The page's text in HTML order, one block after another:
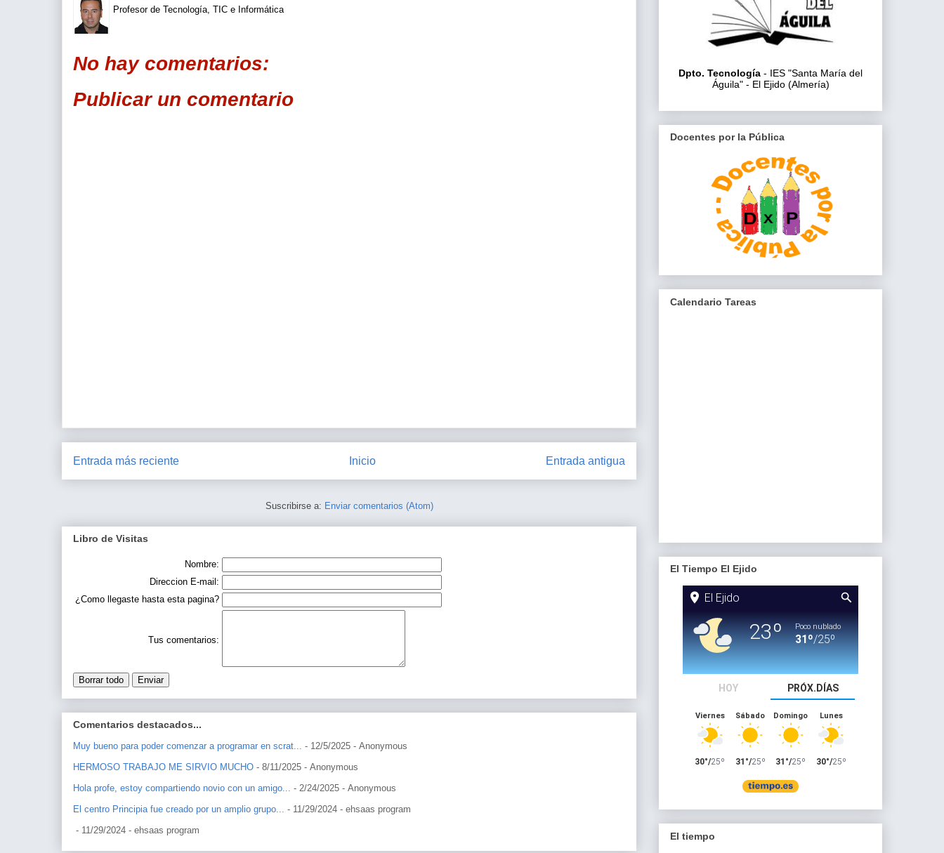
Profesor de Tecnología, TIC e Informática
No hay comentarios:
Publicar un comentario
Entrada más reciente Entrada antigua
Inicio
Suscribirse a: Enviar comentarios (Atom)
Libro de Visitas
Nombre:
Direccion E-mail:
¿Como llegaste hasta esta pagina?
Tus comentarios:
Comentarios destacados...
Muy bueno para poder comenzar a programar en scrat... - 12/5/2025 - Anonymous
HERMOSO TRABAJO ME SIRVIO MUCHO - 8/11/2025 - Anonymous
Hola profe, estoy compartiendo novio con un amigo...
- 2/24/2025 - Anonymous
El centro Principia fue creado por un amplio grupo...
- 11/29/2024 - ehsaas program
- 11/29/2024 - ehsaas program
Dpto. Tecnología - IES "Santa María del
Águila" - El Ejido (Almería)
Docentes por la Pública
Calendario Tareas
El Tiempo El Ejido
El tiempo